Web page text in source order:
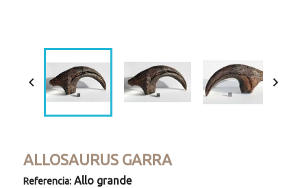
 
ALLOSAURUS GARRA
Referencia: Allo grande